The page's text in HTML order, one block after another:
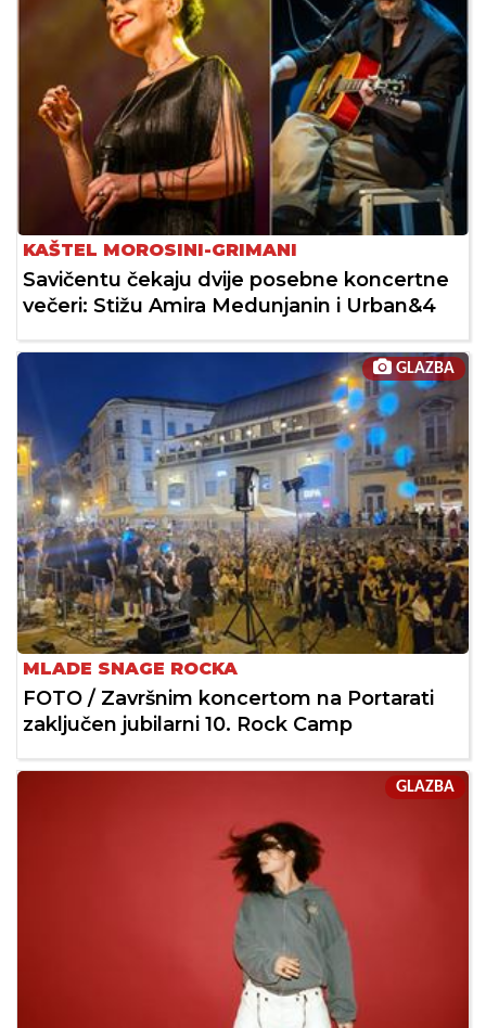
KAŠTEL MOROSINI-GRIMANI
Savičentu čekaju dvije posebne koncertne
večeri: Stižu Amira Medunjanin i Urban&4
GLAZBA
MLADE SNAGE ROCKA
FOTO / Završnim koncertom na Portarati
zaključen jubilarni 10. Rock Camp
GLAZBA